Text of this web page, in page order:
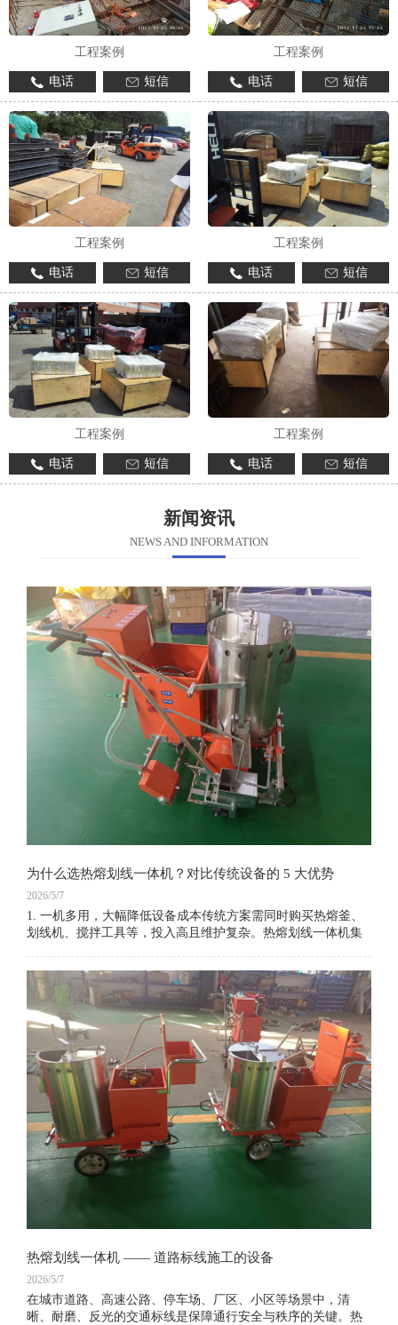
工程案例
电话 短信
工程案例
电话 短信
工程案例
电话 短信
工程案例
电话 短信
工程案例
电话 短信
工程案例
电话 短信
新闻资讯
NEWS AND INFORMATION
为什么选热熔划线一体机？对比传统设备的 5 大优势
2026/5/7
1. 一机多用，大幅降低设备成本传统方案需同时购买热熔釜、
划线机、搅拌工具等，投入高且维护复杂。热熔划线一体机集
热熔划线一体机 —— 道路标线施工的设备
2026/5/7
在城市道路、高速公路、停车场、厂区、小区等场景中，清
晰、耐磨、反光的交通标线是保障通行安全与秩序的关键。热